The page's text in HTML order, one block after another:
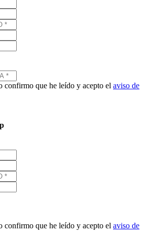
confirmo que he leído y acepto el aviso de
confirmo que he leído y acepto el aviso de